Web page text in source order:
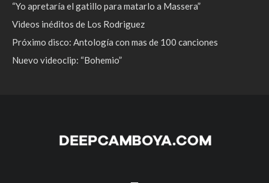
“Yo apretaría el gatillo para matarlo a Massera”
Videos inéditos de Los Rodriguez
Próximo disco: Antología con mas de 100 canciones
Nuevo videoclip: “Bohemio”